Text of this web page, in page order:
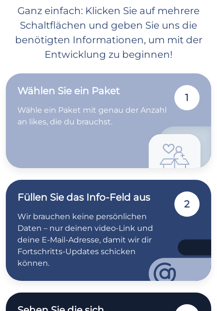
Ganz einfach: Klicken Sie auf mehrere
Schaltflächen und geben Sie uns die
benötigten Informationen, um mit der
Entwicklung zu beginnen!
Wählen Sie ein Paket
Wähle ein Paket mit genau der Anzahl
an likes, die du brauchst.
1
Füllen Sie das Info-Feld aus
Wir brauchen keine persönlichen
Daten – nur deinen video-Link und
deine E-Mail-Adresse, damit wir dir
Fortschritts-Updates schicken
können.
2